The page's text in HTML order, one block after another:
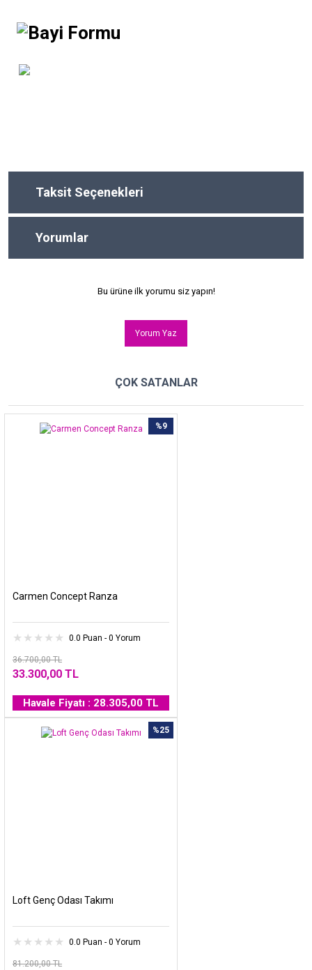
Taksit Seçenekleri
Yorumlar
Bu ürüne ilk yorumu siz yapın!
Yorum Yaz
ÇOK SATANLAR
%9
Carmen Concept Ranza
0.0 Puan - 0 Yorum
36.700,00 TL
33.300,00 TL
Havale Fiyatı : 28.305,00 TL
%25
Loft Genç Odası Takımı
0.0 Puan - 0 Yorum
81.200,00 TL